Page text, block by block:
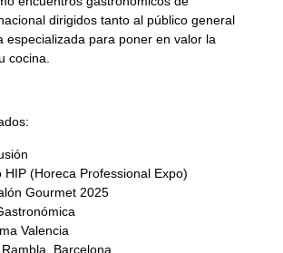
dirigidos tanto al público general
especializada para poner en valor la
cocina.
HIP (Horeca Professional Expo)
Gourmet 2025
Valencia
Barcelona